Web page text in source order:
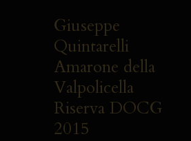
Giuseppe
Quintarelli
Amarone della
Valpolicella
Riserva DOCG
2015